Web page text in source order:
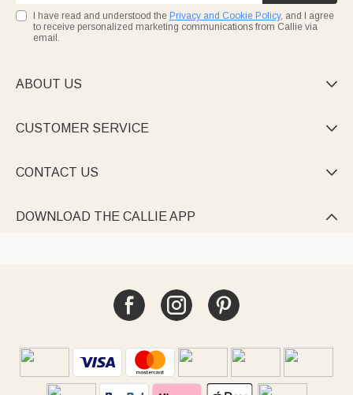
I have read and understood the Privacy and Cookie Policy, and I agree
to receive personalized marketing communications from Callie via
email.
ABOUT US 
CUSTOMER SERVICE 
CONTACT US 
DOWNLOAD THE CALLIE APP 